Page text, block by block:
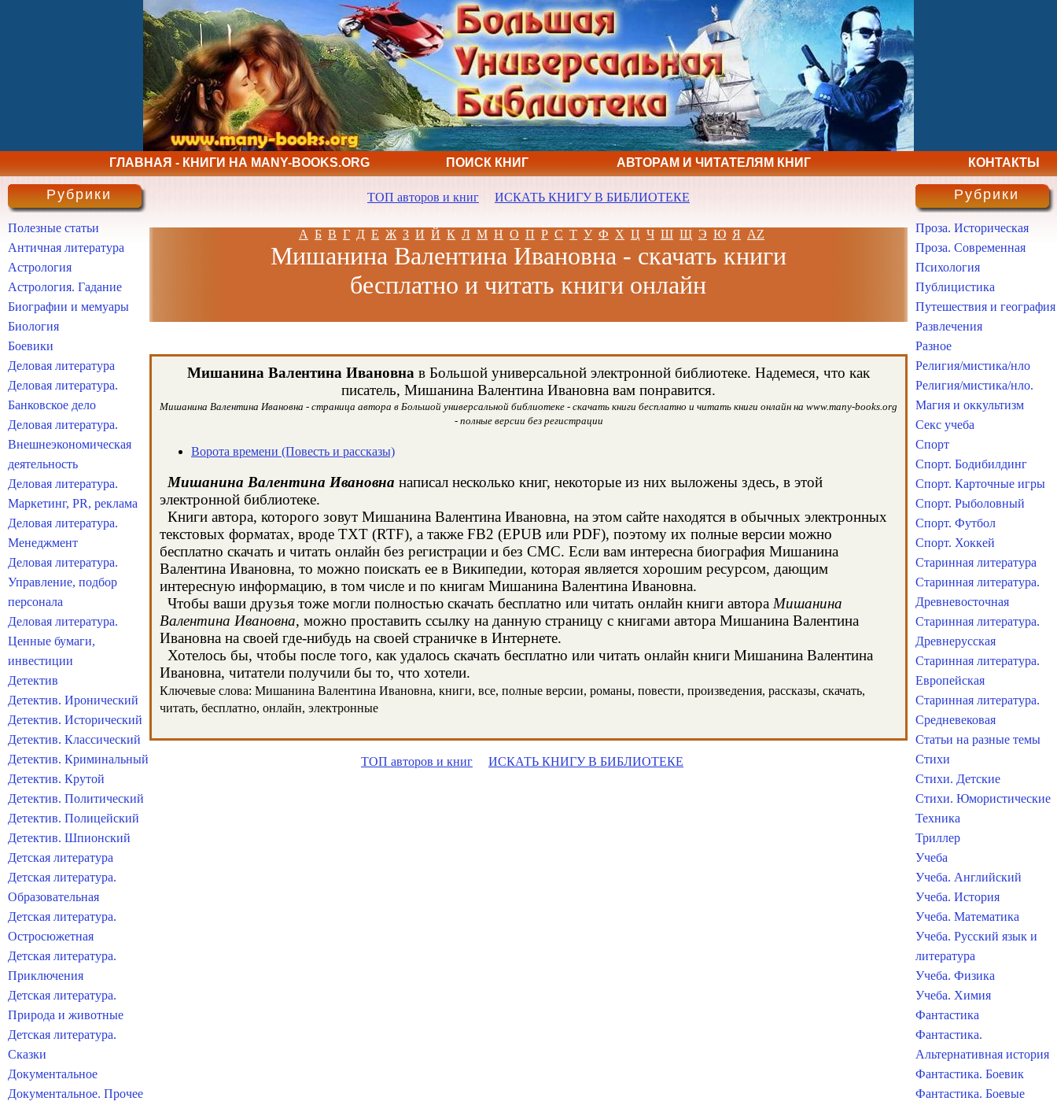
ГЛАВНАЯ - КНИГИ НА MANY-BOOKS.ORG ПОИСК КНИГ АВТОРАМ И ЧИТАТЕЛЯМ КНИГ КОНТАКТЫ
ТОП авторов и книг ИСКАТЬ КНИГУ В БИБЛИОТЕКЕ
А Б В Г Д Е Ж З И Й К Л М Н О П Р С Т У Ф Х Ц Ч Ш Щ Э Ю Я AZ
Мишанина Валентина Ивановна - скачать книги
бесплатно и читать книги онлайн
Мишанина Валентина Ивановна в Большой универсальной электронной библиотеке. Надемеся, что как
писатель, Мишанина Валентина Ивановна вам понравится.
Мишанина Валентина Ивановна - страница автора в Большой универсальной библиотеке - скачать книги бесплатно и читать книги онлайн на www.many-books.org
- полные версии без регистрации
Ворота времени (Повесть и рассказы)
Мишанина Валентина Ивановна написал несколько книг, некоторые из них выложены здесь, в этой
электронной библиотеке.
Книги автора, которого зовут Мишанина Валентина Ивановна, на этом сайте находятся в обычных электронных
текстовых форматах, вроде TXT (RTF), а также FB2 (EPUB или PDF), поэтому их полные версии можно
бесплатно скачать и читать онлайн без регистрации и без СМС. Если вам интересна биография Мишанина
Валентина Ивановна, то можно поискать ее в Википедии, которая является хорошим ресурсом, дающим
интересную информацию, в том числе и по книгам Мишанина Валентина Ивановна.
Чтобы ваши друзья тоже могли полностью скачать бесплатно или читать онлайн книги автора Мишанина
Валентина Ивановна, можно проставить ссылку на данную страницу с книгами автора Мишанина Валентина
Ивановна на своей где-нибудь на своей страничке в Интернете.
Хотелось бы, чтобы после того, как удалось скачать бесплатно или читать онлайн книги Мишанина Валентина
Ивановна, читатели получили бы то, что хотели.
Ключевые слова: Мишанина Валентина Ивановна, книги, все, полные версии, романы, повести, произведения, рассказы, скачать,
читать, бесплатно, онлайн, электронные
ТОП авторов и книг ИСКАТЬ КНИГУ В БИБЛИОТЕКЕ
Рубрики
Полезные статьи
Античная литература
Астрология
Астрология. Гадание
Биографии и мемуары
Биология
Боевики
Деловая литература
Деловая литература.
Банковское дело
Деловая литература.
Внешнеэкономическая
деятельность
Деловая литература.
Маркетинг, PR, реклама
Деловая литература.
Менеджмент
Деловая литература.
Управление, подбор
персонала
Деловая литература.
Ценные бумаги,
инвестиции
Детектив
Детектив. Иронический
Детектив. Исторический
Детектив. Классический
Детектив. Криминальный
Детектив. Крутой
Детектив. Политический
Детектив. Полицейский
Детектив. Шпионский
Детская литература
Детская литература.
Образовательная
Детская литература.
Остросюжетная
Детская литература.
Приключения
Детская литература.
Природа и животные
Детская литература.
Сказки
Документальное
Документальное. Прочее
Рубрики
Проза. Историческая
Проза. Современная
Психология
Публицистика
Путешествия и география
Развлечения
Разное
Религия/мистика/нло
Религия/мистика/нло.
Магия и оккультизм
Секс учеба
Спорт
Спорт. Бодибилдинг
Спорт. Карточные игры
Спорт. Рыболовный
Спорт. Футбол
Спорт. Хоккей
Старинная литература
Старинная литература.
Древневосточная
Старинная литература.
Древнерусская
Старинная литература.
Европейская
Старинная литература.
Средневековая
Статьи на разные темы
Стихи
Стихи. Детские
Стихи. Юмористические
Техника
Триллер
Учеба
Учеба. Английский
Учеба. История
Учеба. Математика
Учеба. Русский язык и
литература
Учеба. Физика
Учеба. Химия
Фантастика
Фантастика.
Альтернативная история
Фантастика. Боевик
Фантастика. Боевые